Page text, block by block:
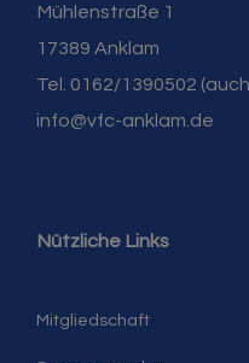
Mühlenstraße 1
17389 Anklam
Tel. 0162/1390502
info@vfc-anklam.de
Nützliche Links
Mitgliedschaft